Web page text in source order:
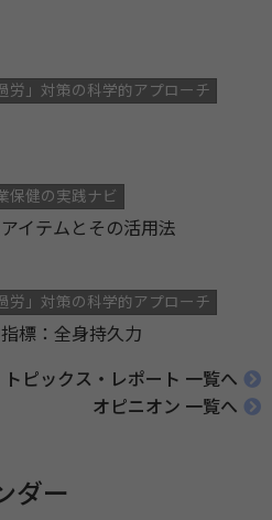
労」対策の科学的アプローチ
保健の実践ナビ
イテムとその活用法
労」対策の科学的アプローチ
標：全身持久力
トピックス・レポート 一覧へ
オピニオン 一覧へ
ダー